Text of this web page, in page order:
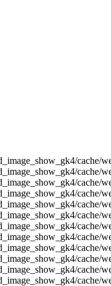
cache/
cache/
cache/
cache/
cache/
cache/
cache/
cache/
cache/
cache/
cache/
cache/